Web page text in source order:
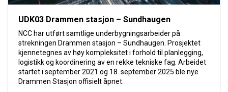
UDK03 Drammen stasjon – Sundhaugen
NCC har utført samtlige underbygningsarbeider på
strekningen Drammen stasjon – Sundhaugen. Prosjektet
kjennetegnes av høy kompleksitet i forhold til planlegging,
logistikk og koordinering av en rekke tekniske fag. Arbeidet
startet i september 2021 og 18. september 2025 ble nye
Drammen Stasjon offisielt åpnet.